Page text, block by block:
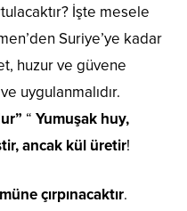
İşte mesele
Suriye’ye kadar
huzur ve güvene
uygulanmalıdır.
“ Yumuşak huy,
ancak kül üretir!
çırpınacaktır.